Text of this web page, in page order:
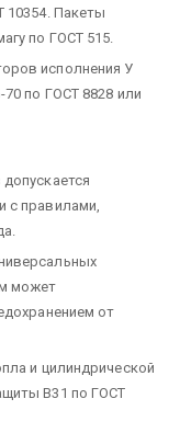
10354. Пакеты
по ГОСТ 515.
исполнения У
по ГОСТ 8828 или
с правилами,
может
от
и цилиндрической
В31 по ГОСТ